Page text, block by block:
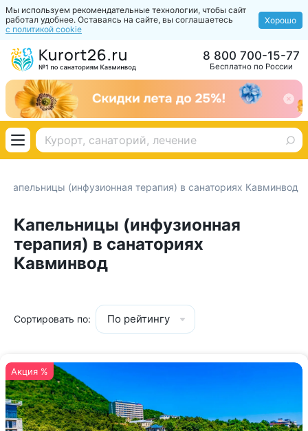
Мы используем рекомендательные технологии, чтобы сайт
работал удобнее. Оставаясь на сайте, вы соглашаетесь
с политикой cookie
Хорошо
Бесплатно по России
8 800 700-15-77
Капельницы (инфузионная терапия) в санаториях Кавминвод
Капельницы (инфузионная
терапия) в санаториях
Кавминвод
Сортировать по: По рейтингу
Акция %